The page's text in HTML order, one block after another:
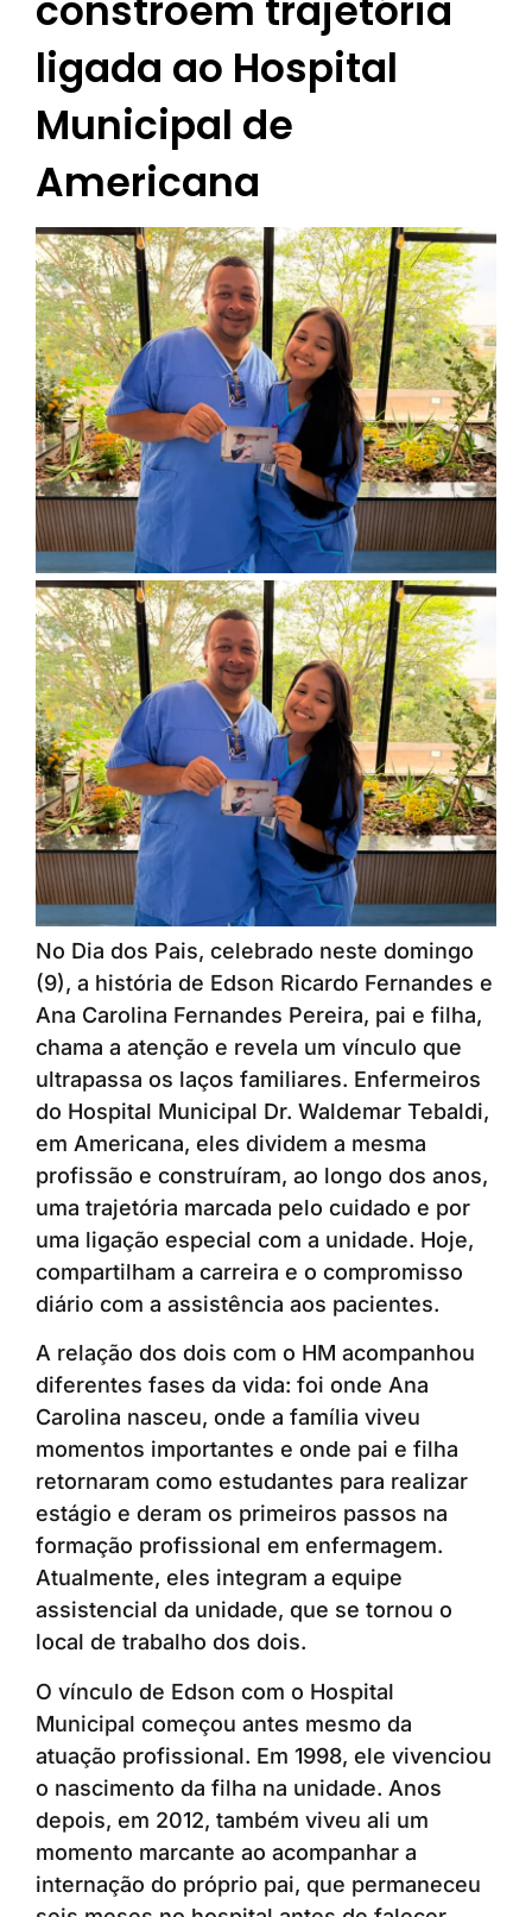
constroem trajetória
ligada ao Hospital
Municipal de
Americana
No Dia dos Pais, celebrado neste domingo
(9), a história de Edson Ricardo Fernandes e
Ana Carolina Fernandes Pereira, pai e filha,
chama a atenção e revela um vínculo que
ultrapassa os laços familiares. Enfermeiros
do Hospital Municipal Dr. Waldemar Tebaldi,
em Americana, eles dividem a mesma
profissão e construíram, ao longo dos anos,
uma trajetória marcada pelo cuidado e por
uma ligação especial com a unidade. Hoje,
compartilham a carreira e o compromisso
diário com a assistência aos pacientes.
A relação dos dois com o HM acompanhou
diferentes fases da vida: foi onde Ana
Carolina nasceu, onde a família viveu
momentos importantes e onde pai e filha
retornaram como estudantes para realizar
estágio e deram os primeiros passos na
formação profissional em enfermagem.
Atualmente, eles integram a equipe
assistencial da unidade, que se tornou o
local de trabalho dos dois.
O vínculo de Edson com o Hospital
Municipal começou antes mesmo da
atuação profissional. Em 1998, ele vivenciou
o nascimento da filha na unidade. Anos
depois, em 2012, também viveu ali um
momento marcante ao acompanhar a
internação do próprio pai, que permaneceu